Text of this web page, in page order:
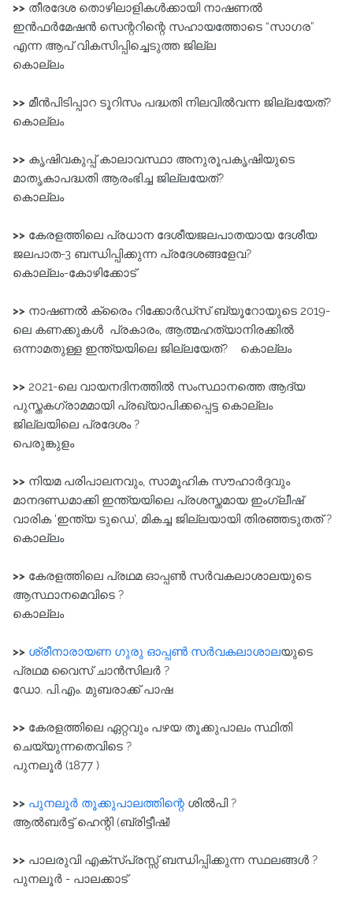
>> തീരദേശ തൊഴിലാളികൾക്കായി നാഷണൽ
ഇൻഫർമേഷൻ സെന്ററിന്റെ സഹായത്തോടെ “സാഗര”
എന്ന ആപ്‌ വികസിപ്പിച്ചെടുത്ത ജില്ല
കൊല്ലം
>> മീൻപിടിപ്പാറ ടൂറിസം പദ്ധതി നിലവിൽവന്ന ജില്ലയേത്‌?
കൊല്ലം
>> കൃഷിവകുപ്പ്‌ കാലാവസ്ഥാ അനുരൂപകൃഷിയുടെ
മാതൃകാപദ്ധതി ആരംഭിച്ച ജില്ലയേത്‌?
കൊല്ലം
>> കേരളത്തിലെ പ്രധാന ദേശീയജലപാതയായ ദേശീയ
ജലപാത-3 ബന്ധിപ്പിക്കുന്ന പ്രദേശങ്ങളേവ?
കൊല്ലം-കോഴിക്കോട്‌
>> നാഷണൽ ക്രൈം റിക്കോർഡ്‌സ്‌ ബ്യൂറോയുടെ 2019-
ലെ കണക്കുകൾ പ്രകാരം, ആത്മഹത്യാനിരക്കിൽ
ഒന്നാമതുള്ള ഇന്ത്യയിലെ ജില്ലയേത്? കൊല്ലം
>> 2021-ലെ വായനദിനത്തിൽ സംസ്ഥാനത്തെ ആദ്യ
പുസ്തകഗ്രാമമായി പ്രഖ്യാപിക്കപ്പെട്ട കൊല്ലം
ജില്ലയിലെ പ്രദേശം ?
പെരുങ്കുളം
>> നിയമ പരിപാലനവും, സാമൂഹിക സൗഹാർദ്ദവും
മാനദണ്ഡമാക്കി ഇന്ത്യയിലെ പ്രശസ്തമായ ഇംഗ്ലീഷ്
വാരിക 'ഇന്ത്യ ടുഡെ', മികച്ച ജില്ലയായി തിരഞ്ഞടുതത് ?
കൊല്ലം
>> കേരളത്തിലെ പ്രഥമ ഓപ്പൺ സർവകലാശാലയുടെ
ആസ്ഥാനമെവിടെ ?
കൊല്ലം
>> ശ്രീനാരായണ ഗുരു ഓപ്പൺ സർവകലാശാലയുടെ
പ്രഥമ വൈസ്‌ ചാൻസിലർ ?
ഡോ. പി.എം. മുബരാക്ക്‌ പാഷ
>> കേരളത്തിലെ ഏറ്റവും പഴയ തൂക്കുപാലം സ്ഥിതി
ചെയ്യുന്നതെവിടെ ?
പുനലൂർ (1877 )
>> പുനലൂർ തൂക്കുപാലത്തിന്റെ ശിൽപി ?
ആൽബർട്ട്‌ ഹെന്റി (ബ്രിട്ടീഷ്)
>> പാലരുവി എക്സ്പ്രസ്സ്‌ ബന്ധിപ്പിക്കുന്ന സ്ഥലങ്ങൾ ?
പുനലൂർ - പാലക്കാട്‌